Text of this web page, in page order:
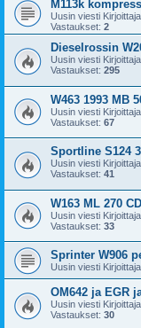
M113k
Uusin viesti Kirjoittaja
Vastaukset: 2
Dieselrossin
Uusin viesti Kirjoittaja
Vastaukset: 295
W463 1993 MB
Uusin viesti Kirjoittaja
Vastaukset: 67
Sportline S124
Uusin viesti Kirjoittaja
Vastaukset: 41
W163 ML 270
Uusin viesti Kirjoittaja
Vastaukset: 33
Sprinter W906
Uusin viesti Kirjoittaja
OM642 ja EGR
Uusin viesti Kirjoittaja
Vastaukset: 30